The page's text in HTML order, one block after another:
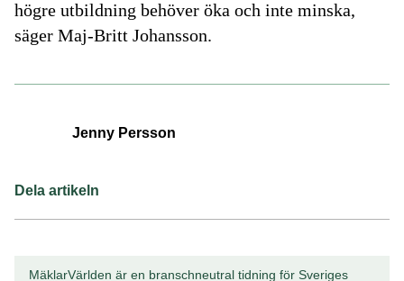
högre utbildning behöver öka och inte minska,
säger Maj-Britt Johansson.
Jenny Persson
Dela artikeln
MäklarVärlden är en branschneutral tidning för Sveriges